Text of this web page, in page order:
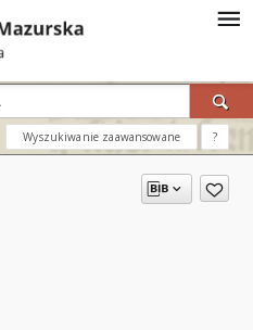
Wyszukiwanie zaawansowane ?